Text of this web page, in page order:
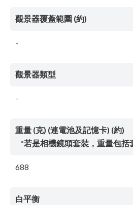
觀景器覆蓋範圍 (約)
-
觀景器類型
-
重量 (克) (連電池及記憶卡) (約)
*若是相機鏡頭套裝，重量包括
688
白平衡